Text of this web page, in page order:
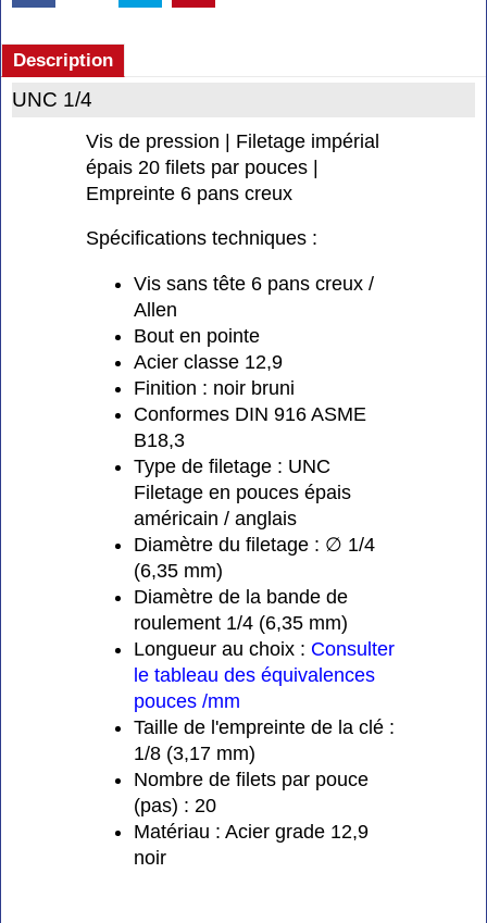
Description
UNC 1/4
Vis de pression | Filetage impérial
épais 20 filets par pouces |
Empreinte 6 pans creux
Spécifications techniques :
Vis sans tête 6 pans creux /
Allen
Bout en pointe
Acier classe 12,9
Finition : noir bruni
Conformes DIN 916 ASME
B18,3
Type de filetage : UNC
Filetage en pouces épais
américain / anglais
Diamètre du filetage : ∅ 1/4
(6,35 mm)
Diamètre de la bande de
roulement 1/4 (6,35 mm)
Longueur au choix : Consulter
le tableau des équivalences
pouces /mm
Taille de l'empreinte de la clé :
1/8 (3,17 mm)
Nombre de filets par pouce
(pas) : 20
Matériau : Acier grade 12,9
noir